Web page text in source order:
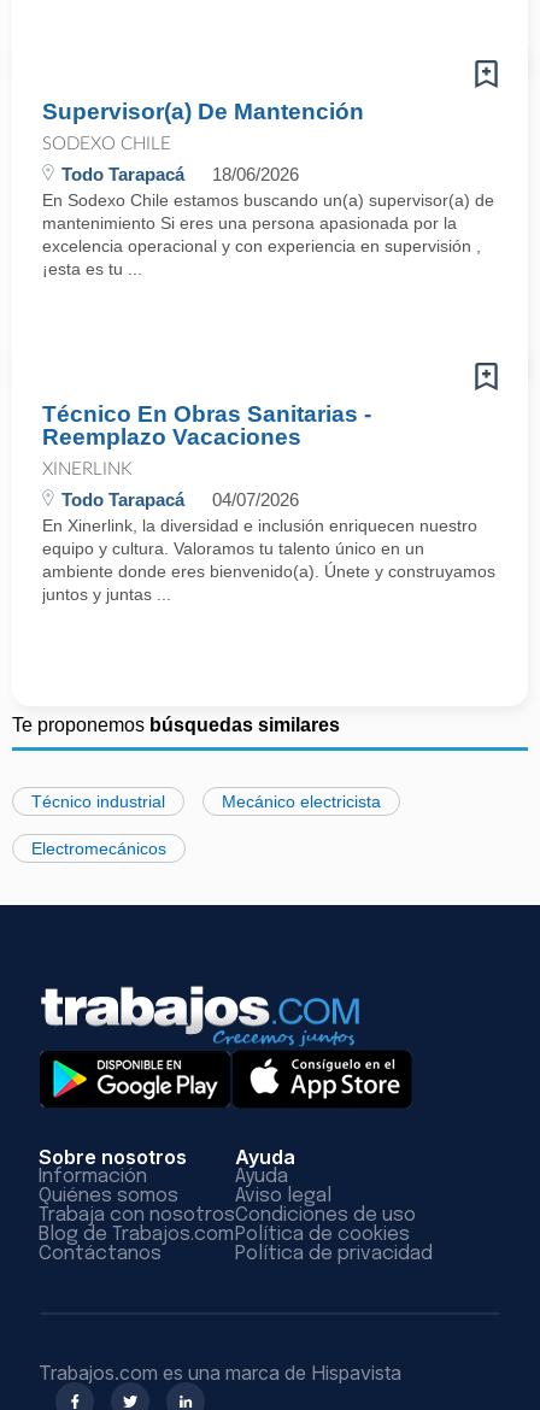
Supervisor(a) De Mantención
SODEXO CHILE
Todo Tarapacá 18/06/2026
En Sodexo Chile estamos buscando un(a) supervisor(a) de
mantenimiento Si eres una persona apasionada por la
excelencia operacional y con experiencia en supervisión ,
¡esta es tu ...
Técnico En Obras Sanitarias -
Reemplazo Vacaciones
XINERLINK
Todo Tarapacá 04/07/2026
En Xinerlink, la diversidad e inclusión enriquecen nuestro
equipo y cultura. Valoramos tu talento único en un
ambiente donde eres bienvenido(a). Únete y construyamos
juntos y juntas ...
Te proponemos búsquedas similares
Técnico industrial Mecánico electricista
Electromecánicos
Sobre nosotros
Información
Quiénes somos
Trabaja con nosotros
Blog de Trabajos.com
Contáctanos
Ayuda
Ayuda
Aviso legal
Condiciones de uso
Política de cookies
Política de privacidad
Trabajos.com es una marca de Hispavista